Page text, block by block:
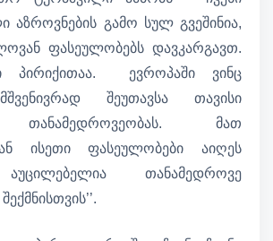
აზროვნების გამო სულ გვეშინია,
ფასეულობებს დავკარგავთ.
პირიქითაა. ევროპაში ვინც
შეუთავსა თავისი
თანამედროვეობას. მათ
ისეთი ფასეულობები აიღეს
თანამედროვე